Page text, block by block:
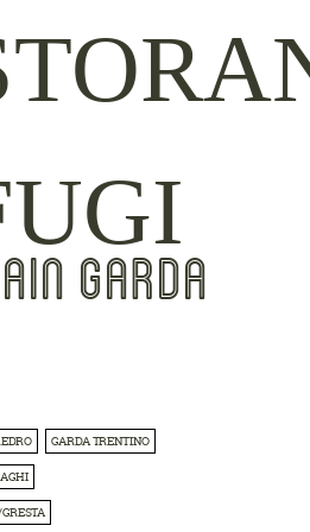
GARDA
GARDA TRENTINO